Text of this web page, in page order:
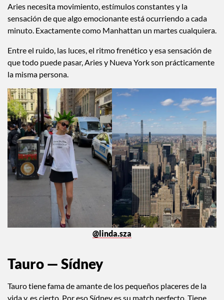
Aries necesita movimiento, estímulos constantes y la
sensación de que algo emocionante está ocurriendo a cada
minuto. Exactamente como Manhattan un martes cualquiera.
Entre el ruido, las luces, el ritmo frenético y esa sensación de
que todo puede pasar, Aries y Nueva York son prácticamente
la misma persona.
@linda.sza
Tauro — Sídney
Tauro tiene fama de amante de los pequeños placeres de la
vida y, es cierto. Por eso Sídney es su match perfecto. Tiene